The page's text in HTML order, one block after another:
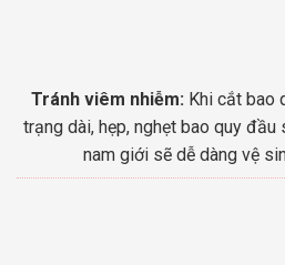
Tránh viêm nhiễm: Khi cắt bao
trạng dài, hẹp, nghẹt bao quy
nam giới sẽ dễ dàng vệ